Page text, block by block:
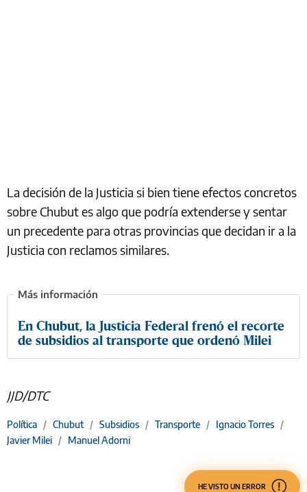
La decisión de la Justicia si bien tiene efectos concretos
sobre Chubut es algo que podría extenderse y sentar
un precedente para otras provincias que decidan ir a la
Justicia con reclamos similares.
En Chubut, la Justicia Federal frenó el recorte
de subsidios al transporte que ordenó Milei
JJD/DTC
Política / Chubut / Subsidios / Transporte / Ignacio Torres /
Javier Milei / Manuel Adorni
HE VISTO UN ERROR